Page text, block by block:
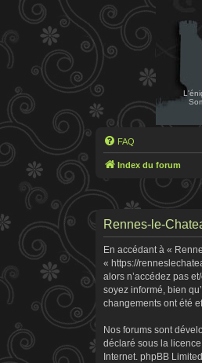
FAQ
Index du forum
Rennes-le-
En accédant à «
« https://
alors n’accédez pas
soyez informé, bien
changements ont été
Nos forums sont
déclaré sous la licence
Internet. phpBB